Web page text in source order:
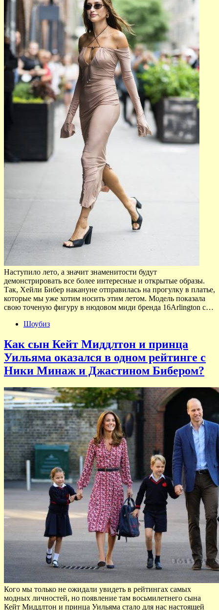
Наступило лето, а значит знаменитости будут
демонстрировать все более интересные и открытые образы.
Так, Хейли Бибер накануне отправилась на прогулку в платье,
которые мы уже хотим носить этим летом. Модель показала
свою точеную фигуру в нюдовом миди бренда 16Arlington с…
Шоубиз
Как сын Кейт Миддлтон и принца
Уильяма оказался в одном рейтинге с
Ники Минаж и Джастином Бибером?
Кого мы только не ожидали увидеть в рейтингах самых
модных личностей, но появление там восьмилетнего сына
Кейт Миддлтон и принца Уильяма стало для нас настоящей